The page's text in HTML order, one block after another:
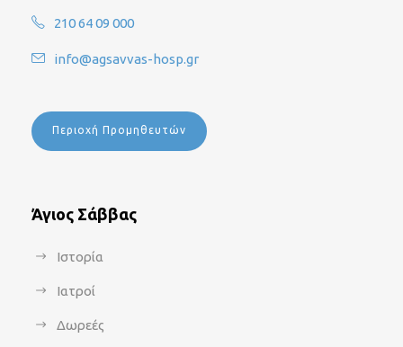
210 64 09 000
info@agsavvas-hosp.gr
Περιοχή Προμηθευτών
Άγιος Σάββας
Ιστορία
Ιατροί
Δωρεές